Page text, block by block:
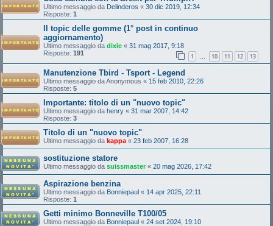
Ultimo messaggio da Delinderos « 30 dic 2019, 12:34
Risposte: 1
Il topic delle gomme (1° post in continuo
aggiornamento)
Ultimo messaggio da dixie « 31 mag 2017, 9:18
Risposte: 191 1 10 11 12 13
Manutenzione Tbird - Tsport - Legend
Ultimo messaggio daAnonymous « 15 feb 2010, 22:26
Risposte: 5
Importante: titolo di un "nuovo topic"
Ultimo messaggio da henry « 31 mar 2007, 14:42
Risposte: 3
Titolo di un "nuovo topic"
Ultimo messaggio da kappa « 23 feb 2007, 16:28
sostituzione statore
Ultimo messaggio da suissmaster« 20 mag 2026, 17:42
Aspirazione benzina
Ultimo messaggio da Bonniepaul « 14 apr 2025, 22:11
Risposte: 1
Getti minimo Bonneville T100/05
Ultimo messaggio da Bonniepaul « 24 set 2024, 19:10